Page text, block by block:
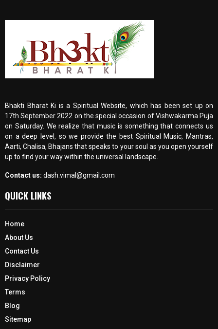
Bhakti Bharat Ki is a Spiritual Website, which has been set up on
17th September 2022 on the special occasion of Vishwakarma Puja
on Saturday. We realize that music is something that connects us
on a deep level, so we provide the best Spiritual Music, Mantras,
Aarti, Chalisa, Bhajans that speaks to your soul as you open yourself
up to find your way within the universal landscape.
Contact us: dash.vimal@gmail.com
QUICK LINKS
Home
About Us
Contact Us
Disclaimer
Privacy Policy
Terms
Blog
Sitemap